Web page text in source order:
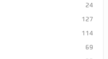
24
127
114
69